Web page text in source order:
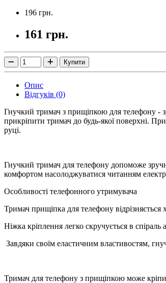
196 грн.
161 грн.
Купити
Опис
Відгуків (0)
Гнучкий тримач з прищіпкою для телефону -
прикріпити тримач до будь-якої поверхні.
руці.
Гнучкий тримач для телефону допоможе
комфортом насолоджуватися читанням
Особливості телефонного утримувача
Тримач прищіпка для телефону
Ніжка кріплення легко скручується в
Завдяки своїм еластичним властивостям,
Тримач для телефону з прищіпкою може